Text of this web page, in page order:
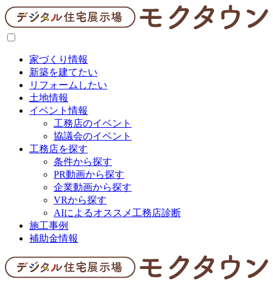
家づくり情報
新築を建てたい
リフォームしたい
土地情報
イベント情報
工務店のイベント
協議会のイベント
工務店を探す
条件から探す
PR動画から探す
企業動画から探す
VRから探す
AIによるオススメ工務店診断
施工事例
補助金情報